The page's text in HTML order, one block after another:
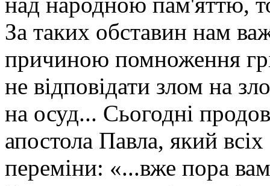
За таких обставин нам
причиною помноження
не відповідати злом на
на осуд... Сьогодні
апостола Павла, який
переміни: «...вже пора